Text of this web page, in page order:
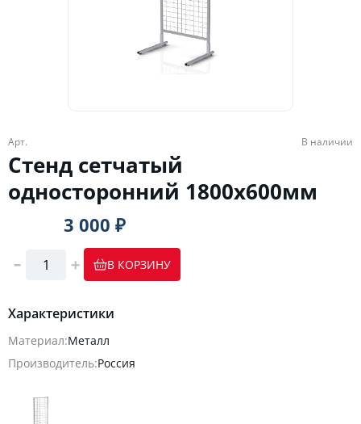
Арт. В наличии
Стенд сетчатый
односторонний 1800х600мм
Характеристики
Материал:Металл
Производитель:Россия
3 000 ₽
В КОРЗИНУ